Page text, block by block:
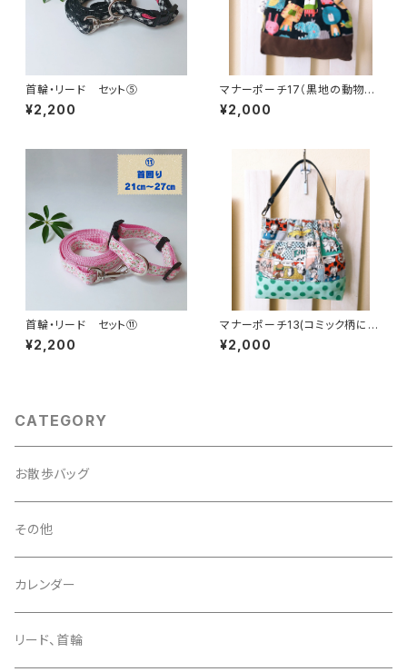
首輪・リード セット⑤
¥2,200
マナーポーチ17（黒地の動物柄
に茶色の無地）
¥2,000
首輪・リード セット⑪
¥2,200
マナーポーチ13(コミック柄に緑
の水玉）
¥2,000
CATEGORY
お散歩バッグ
その他
カレンダー
リード、首輪